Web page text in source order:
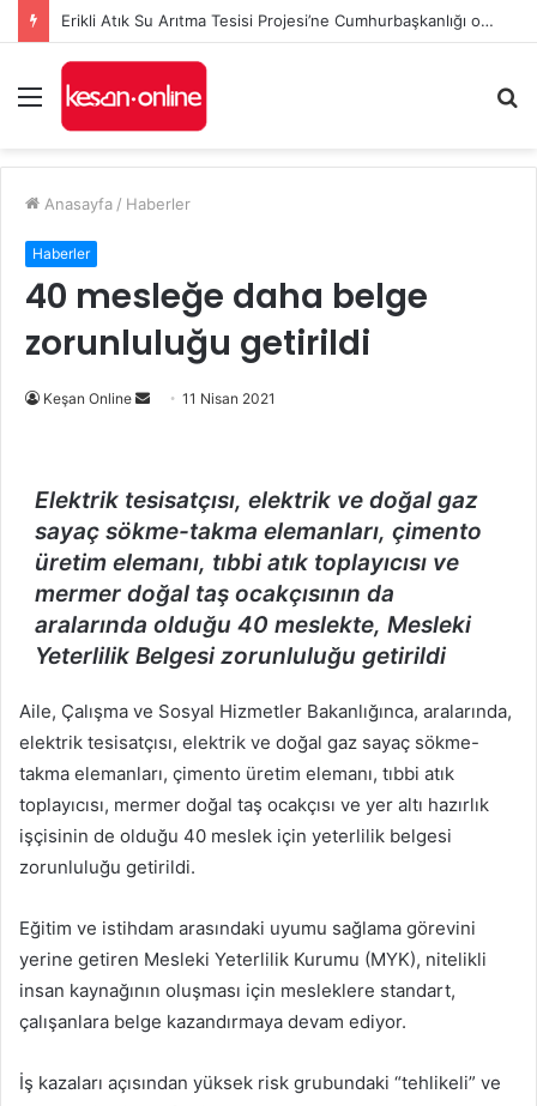
Erikli Atık Su Arıtma Tesisi Projesi’ne Cumhurbaşkanlığı onayı
Menü
...
Anasayfa / Haberler
Haberler
40 mesleğe daha belge
zorunluluğu getirildi
Keşan Online
Bir
11 Nisan 2021
Elektrik tesisatçısı, elektrik ve doğal gaz
sayaç sökme-takma elemanları, çimento
üretim elemanı, tıbbi atık toplayıcısı ve
mermer doğal taş ocakçısının da
aralarında olduğu 40 meslekte, Mesleki
Yeterlilik Belgesi zorunluluğu getirildi
Aile, Çalışma ve Sosyal Hizmetler Bakanlığınca, aralarında,
elektrik tesisatçısı, elektrik ve doğal gaz sayaç sökme-
takma elemanları, çimento üretim elemanı, tıbbi atık
toplayıcısı, mermer doğal taş ocakçısı ve yer altı hazırlık
işçisinin de olduğu 40 meslek için yeterlilik belgesi
zorunluluğu getirildi.
Eğitim ve istihdam arasındaki uyumu sağlama görevini
yerine getiren Mesleki Yeterlilik Kurumu (MYK), nitelikli
insan kaynağının oluşması için mesleklere standart,
çalışanlara belge kazandırmaya devam ediyor.
İş kazaları açısından yüksek risk grubundaki “tehlikeli” ve